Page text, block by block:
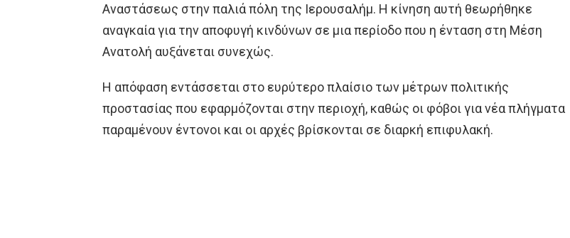
Αναστάσεως στην παλιά πόλη της Ιερουσαλήμ. Η κίνηση αυτή θεωρήθηκε
αναγκαία για την αποφυγή κινδύνων σε μια περίοδο που η ένταση στη Μέση
Ανατολή αυξάνεται συνεχώς.
Η απόφαση εντάσσεται στο ευρύτερο πλαίσιο των μέτρων πολιτικής
προστασίας που εφαρμόζονται στην περιοχή, καθώς οι φόβοι για νέα πλήγματα
παραμένουν έντονοι και οι αρχές βρίσκονται σε διαρκή επιφυλακή.